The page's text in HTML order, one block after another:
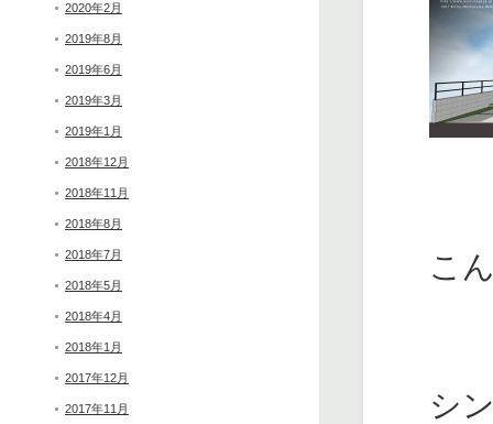
2020年2月
2019年8月
2019年6月
2019年3月
2019年1月
2018年12月
2018年11月
2018年8月
2018年7月
2018年5月
2018年4月
2018年1月
2017年12月
2017年11月
こ
シ